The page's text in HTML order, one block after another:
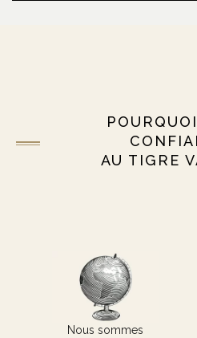
AU TIGRE
Nous sommes